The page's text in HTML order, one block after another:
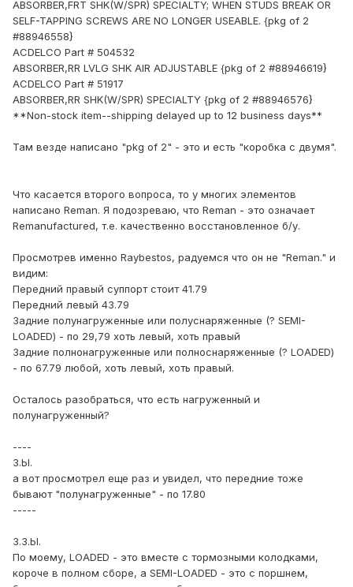
ABSORBER,FRT SHK(W/SPR) SPECIALTY; WHEN STUDS BREAK OR
SELF-TAPPING SCREWS ARE NO LONGER USEABLE. {pkg of 2
#88946558}
ACDELCO Part # 504532
ABSORBER,RR LVLG SHK AIR ADJUSTABLE {pkg of 2 #88946619}
ACDELCO Part # 51917
ABSORBER,RR SHK(W/SPR) SPECIALTY {pkg of 2 #88946576}
**Non-stock item--shipping delayed up to 12 business days**
Там везде написано "pkg of 2" - это и есть "коробка с двумя".
Что касается второго вопроса, то у многих элементов
написано Reman. Я подозреваю, что Reman - это означает
Remanufactured, т.е. качественно восстановленное б/у.
Просмотрев именно Raybestos, радуемся что он не "Reman." и
видим:
Передний правый суппорт стоит 41.79
Передний левый 43.79
Задние полунагруженные или полуснаряженные (? SEMI-
LOADED) - по 29,79 хоть левый, хоть правый
Задние полнонагруженные или полноснаряженные (? LOADED)
- по 67.79 любой, хоть левый, хоть правый.
Осталось разобраться, что есть нагруженный и
полунагруженный?
----
З.Ы.
а вот просмотрел еще раз и увидел, что передние тоже
бывают "полунагруженные" - по 17.80
-----
З.З.Ы.
По моему, LOADED - это вместе с тормозными колодками,
короче в полном сборе, а SEMI-LOADED - это с поршнем,